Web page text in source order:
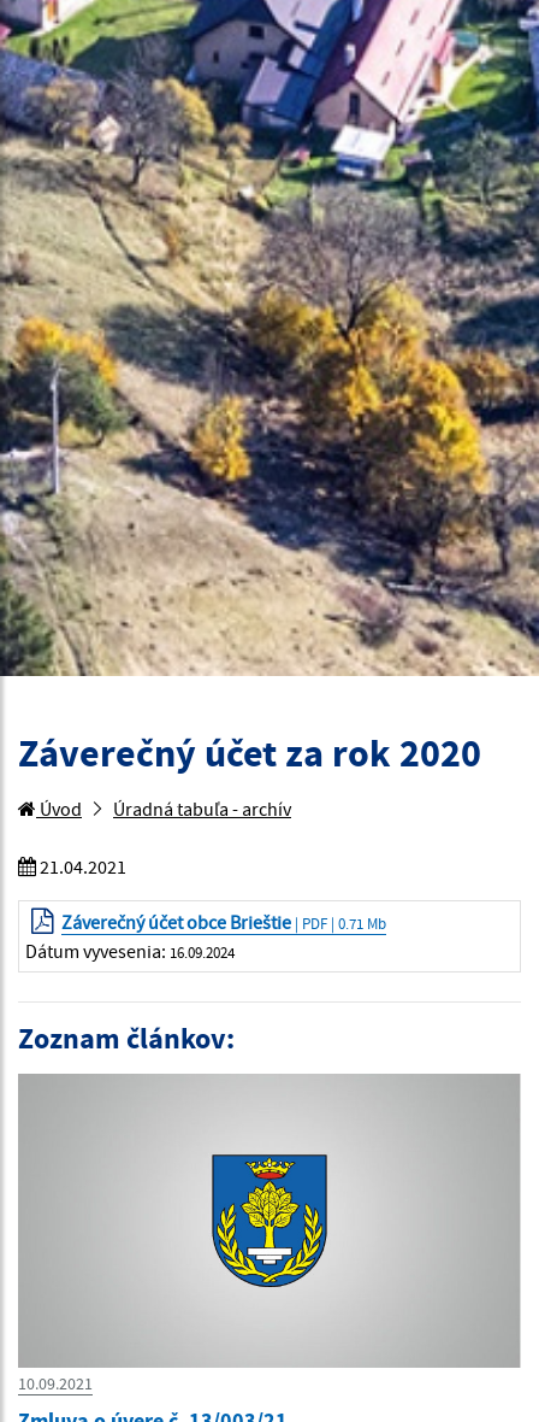
Záverečný účet za rok 2020
Úvod Úradná tabuľa - archív
21.04.2021
Záverečný účet obce Brieštie | PDF | 0.71 Mb
Dátum vyvesenia: 16.09.2024
Zoznam článkov:
10.09.2021